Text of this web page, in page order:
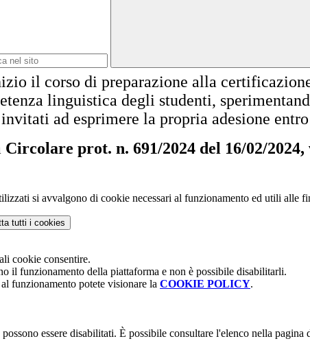
il corso di preparazione alla
linguistica degli studenti,
ad esprimere la propria adesione entro
Circolare prot. n. 691/2024 del 16/02/
si avvalgono di cookie necessari al funzionamento ed utili alle
tutti i cookies
cookie consentire.
il funzionamento della piattaforma e non è possibile disabilitarli.
funzionamento potete visionare la COOKIE POLICY.
essere disabilitati. È possibile consultare l'elenco nella pagina